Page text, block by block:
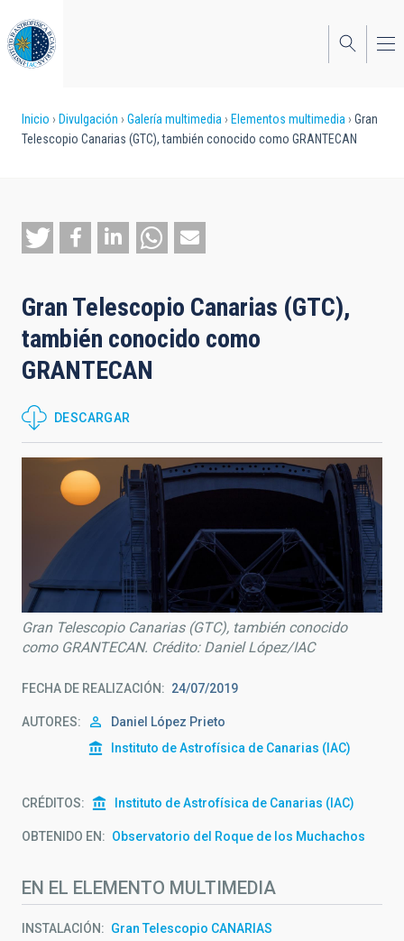
al
contenido
principal
Sobrescribir
enlaces
ayuda
a
navegación
Inicio Divulgación Galería multimedia Elementos multimedia
Gran
Telescopio Canarias (GTC), también conocido como GRANTECAN
Gran Telescopio Canarias (GTC),
también conocido como
GRANTECAN
DESCARGAR
Gran Telescopio Canarias (GTC), también conocido
como GRANTECAN. Crédito: Daniel López/IAC
FECHA DE REALIZACIÓN 24/07/2019
AUTORES
Daniel López Prieto
Instituto de Astrofísica de Canarias (IAC)
CRÉDITOS Instituto de Astrofísica de Canarias (IAC)
OBTENIDO EN Observatorio del Roque de los Muchachos
EN EL ELEMENTO MULTIMEDIA
INSTALACIÓN Gran Telescopio CANARIAS